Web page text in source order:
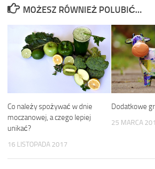
MOŻESZ RÓWNIEŻ POLUBIĆ…
Co należy spożywać w dnie
moczanowej, a czego lepiej
unikać?
16 LISTOPADA 2017
Dodatkowe
25 MARCA